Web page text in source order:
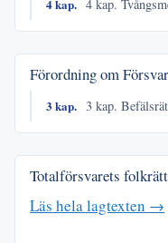
4 kap. 4 kap.
Förordning om
3 kap. 3 kap.
Totalförsvarets
Läs hela lagtexten →